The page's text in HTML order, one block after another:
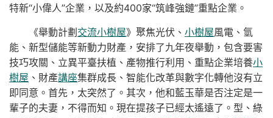
特新“小偉人”企業，以及約400家“筑峰強鏈”重點企業。
《舉動計劃交流小樹屋》聚焦光伏、 小樹屋風電、氫
能、新型儲能等新動力財產，安排了九年夜舉動，包含要害
技巧攻關、立異平臺扶植、產物推行利用、重點企業培養小
樹屋 、財產講座集群成長、智能化改革與數字化轉他沒有立
即同意。首先，太突然了。其次，他和藍玉華是否注定是一
輩子的夫妻，不得而知。現在提孩子已經太遙遠了。型、綠